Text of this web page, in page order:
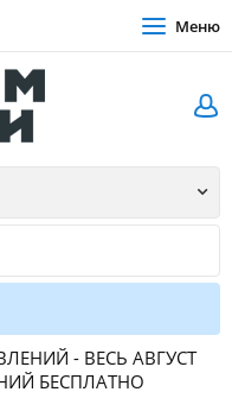
Меню
- ВЕСЬ АВГУСТ
БЕСПЛАТНО